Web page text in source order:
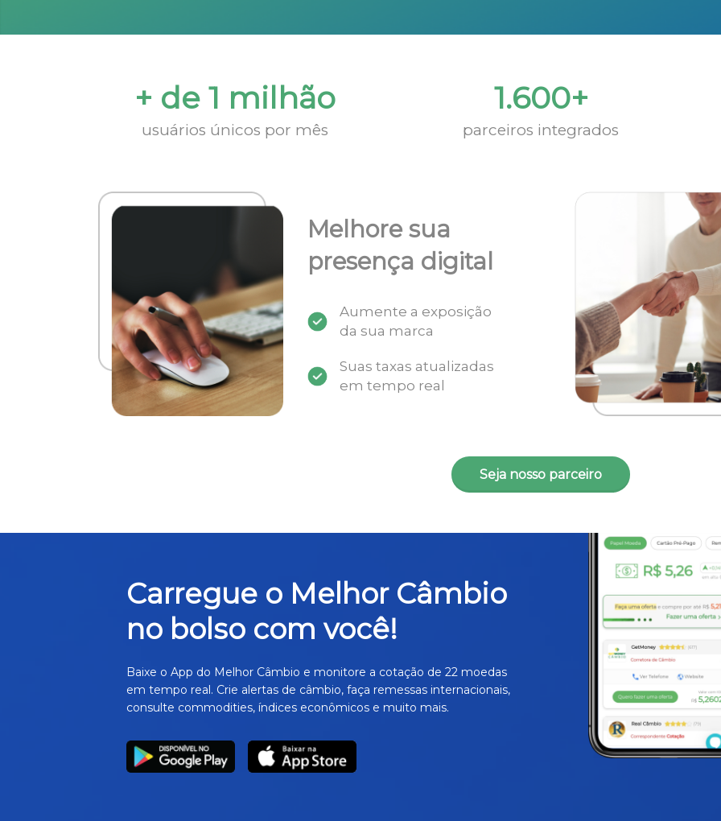
+ de 1 milhão
usuários únicos por mês
1.600+
parceiros integrados
Melhore sua
presença digital
Aumente a exposição
da sua marca
Suas taxas atualizadas
em tempo real
Seja nosso parceiro
Carregue o Melhor Câmbio
no bolso com você!
Baixe o App do Melhor Câmbio e monitore a cotação de 22 moedas
em tempo real. Crie alertas de câmbio, faça remessas internacionais,
consulte commodities, índices econômicos e muito mais.